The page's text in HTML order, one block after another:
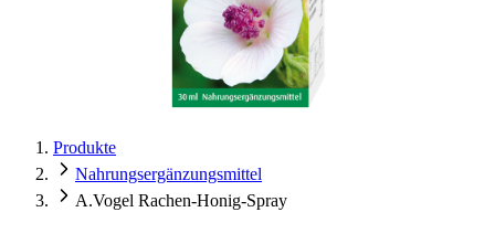
Produkte
Nahrungsergänzungsmittel
A.Vogel Rachen-Honig-Spray